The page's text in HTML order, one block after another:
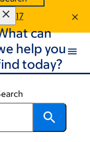
2217
can
help you
today?